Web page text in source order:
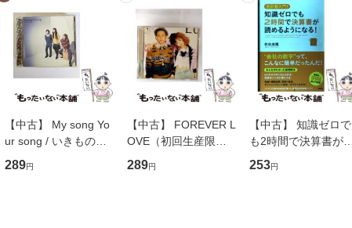
【中古】 My song Yo
ur song / いきものが
かり / [CD]【メール便
送料無料】
289円
【中古】 FOREVER L
OVE（初回生産限定
盤） / 清水翔太×加藤
ミリヤ / [CD]【メール
289円
【中古】 知識ゼロで
も2時間で決算書が読
めるようになる！ 会
計超入門！ / 佐伯 良
253円